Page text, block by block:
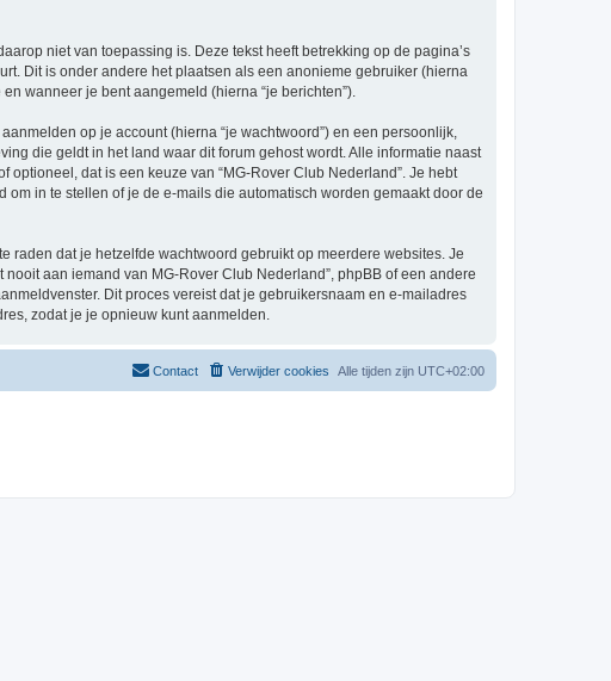
niet van toepassing is. Deze tekst heeft betrekking op de pagina’s
Dit is onder andere het plaatsen als een anonieme gebruiker (hierna
wanneer je bent aangemeld (hierna “je berichten”).
op je account (hierna “je wachtwoord”) en een persoonlijk,
die geldt in het land waar dit forum gehost wordt. Alle informatie naast
dat is een keuze van “MG-Rover Club Nederland”. Je hebt
in te stellen of je de e-mails die automatisch worden gemaakt door de
raden dat je hetzelfde wachtwoord gebruikt op meerdere websites. Je
aan iemand van MG-Rover Club Nederland”, phpBB of een andere
Dit proces vereist dat je gebruikersnaam en e-mailadres
zodat je je opnieuw kunt aanmelden.
Alle tijden zijn UTC+02:00
Verwijder cookies
Contact